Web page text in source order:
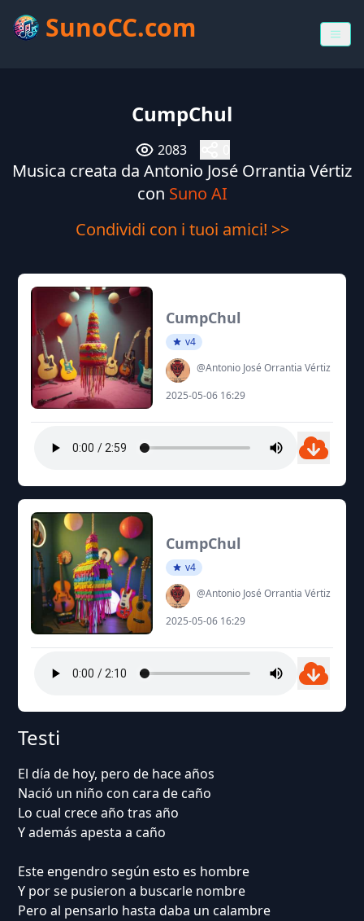
SunoCC.com
CumpChul
2083
Musica creata da Antonio José Orrantia Vértiz
con Suno AI
Condividi con i tuoi amici! >>
CumpChul
v4
@Antonio José Orrantia Vértiz
2025-05-06 16:29
CumpChul
v4
@Antonio José Orrantia Vértiz
2025-05-06 16:29
Testi
El día de hoy, pero de hace años
Nació un niño con cara de caño
Lo cual crece año tras año
Y además apesta a caño
Este engendro según esto es hombre
Y por se pusieron a buscarle nombre
Pero al pensarlo hasta daba un calambre